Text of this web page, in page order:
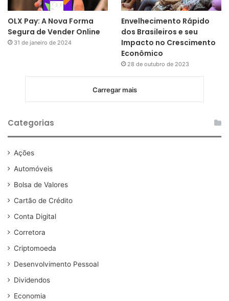
OLX Pay: A Nova Forma
Segura de Vender Online
31 de janeiro de 2024
Envelhecimento Rápido
dos Brasileiros e seu
Impacto no Crescimento
Econômico
28 de outubro de 2023
Carregar mais
Categorias
Ações
Automóveis
Bolsa de Valores
Cartão de Crédito
Conta Digital
Corretora
Criptomoeda
Desenvolvimento Pessoal
Dividendos
Economia